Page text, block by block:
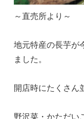
～直売所より～
地元特産の長芋が
ました。
開店時にたくさん
野沢菜・かただい